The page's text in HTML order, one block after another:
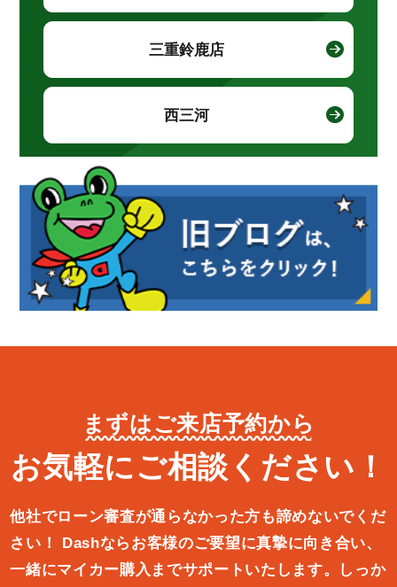
三重鈴鹿店
西三河
まずはご来店予約から
お気軽にご相談ください！
他社でローン審査が通らなかった方も諦めないでくだ
さい！
Dashならお客様のご要望に真摯に向き合い、
一緒にマイカー購入ま でサポートいたします。しっか